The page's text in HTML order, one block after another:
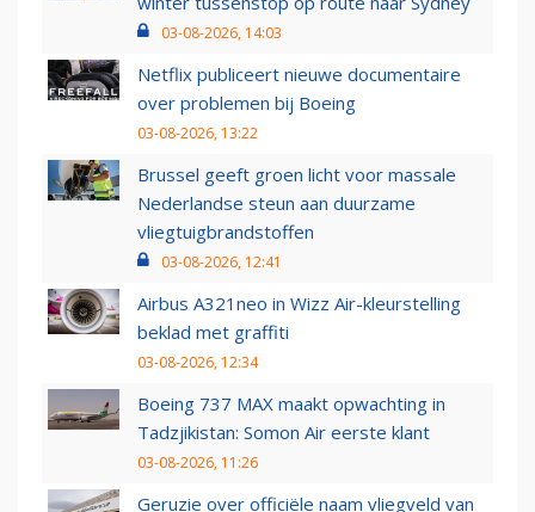
03-08-2026, 14:03
Netflix publiceert nieuwe documentaire
over problemen bij Boeing
03-08-2026, 13:22
Brussel geeft groen licht voor massale
Nederlandse steun aan duurzame
vliegtuigbrandstoffen
03-08-2026, 12:41
Airbus A321neo in Wizz Air-kleurstelling
beklad met graffiti
03-08-2026, 12:34
Boeing 737 MAX maakt opwachting in
Tadzjikistan: Somon Air eerste klant
03-08-2026, 11:26
Geruzie over officiële naam vliegveld van